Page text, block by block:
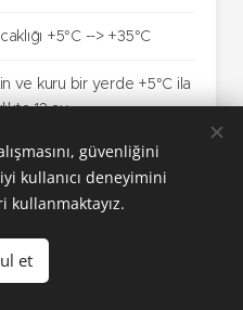
+5°C --> +35°C
ve kuru bir yerde +5°C ila
12 ay.
kuruluşudur.
güvenliğini
kullanıcı deneyimini
kullanmaktayız.
et